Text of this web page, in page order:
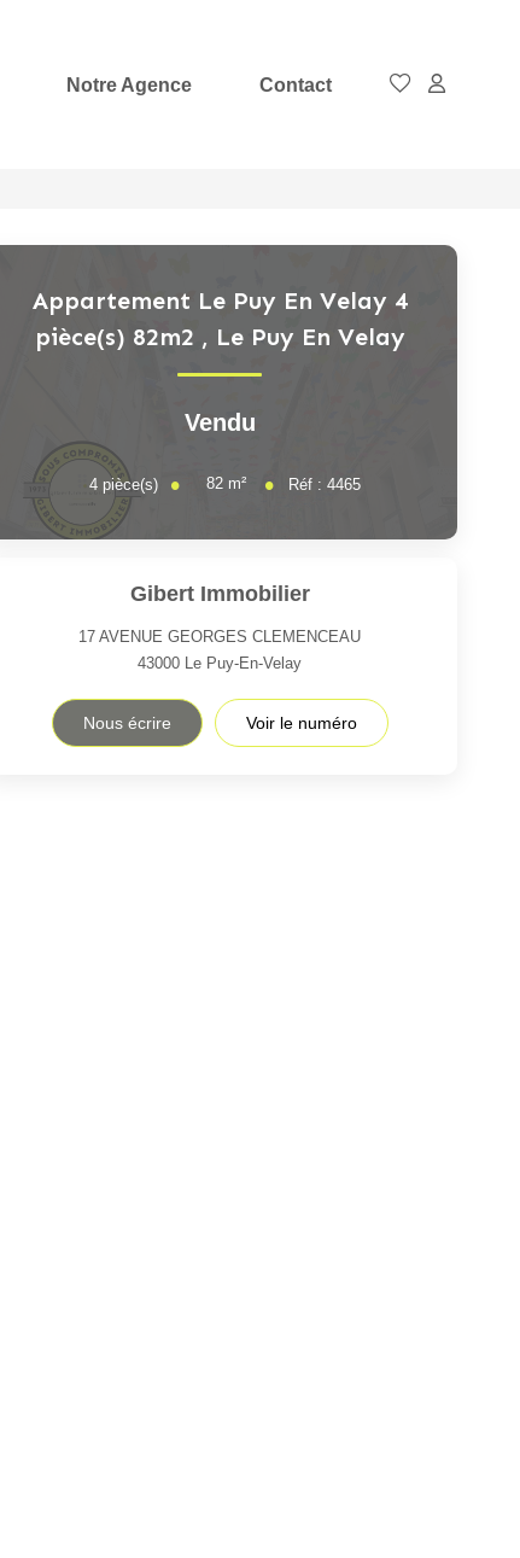
Notre Agence Contact
Appartement Le Puy En Velay 4
pièce(s) 82m2 , Le Puy En Velay
Vendu
4 pièce(s) 82 m² Réf : 4465
Gibert Immobilier
17 AVENUE GEORGES CLEMENCEAU
43000 Le Puy-En-Velay
Nous écrire Voir le numéro